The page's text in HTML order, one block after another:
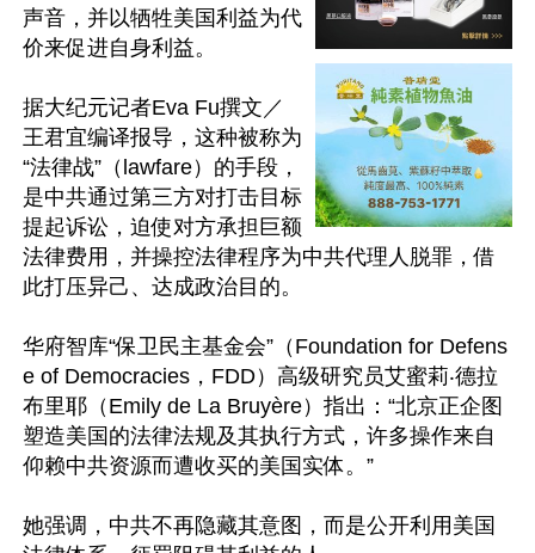
声音，并以牺牲美国利益为代
价来促进自身利益。
据大纪元记者Eva Fu撰文／
王君宜编译报导，这种被称为
“法律战”（lawfare）的手段，
是中共通过第三方对打击目标
提起诉讼，迫使对方承担巨额
法律费用，并操控法律程序为中共代理人脱罪，借
此打压异己、达成政治目的。
华府智库“保卫民主基金会”（Foundation for Defens
e of Democracies，FDD）高级研究员艾蜜莉‧德拉
布里耶（Emily de La Bruyère）指出：“北京正企图
塑造美国的法律法规及其执行方式，许多操作来自
仰赖中共资源而遭收买的美国实体。”
她强调，中共不再隐藏其意图，而是公开利用美国